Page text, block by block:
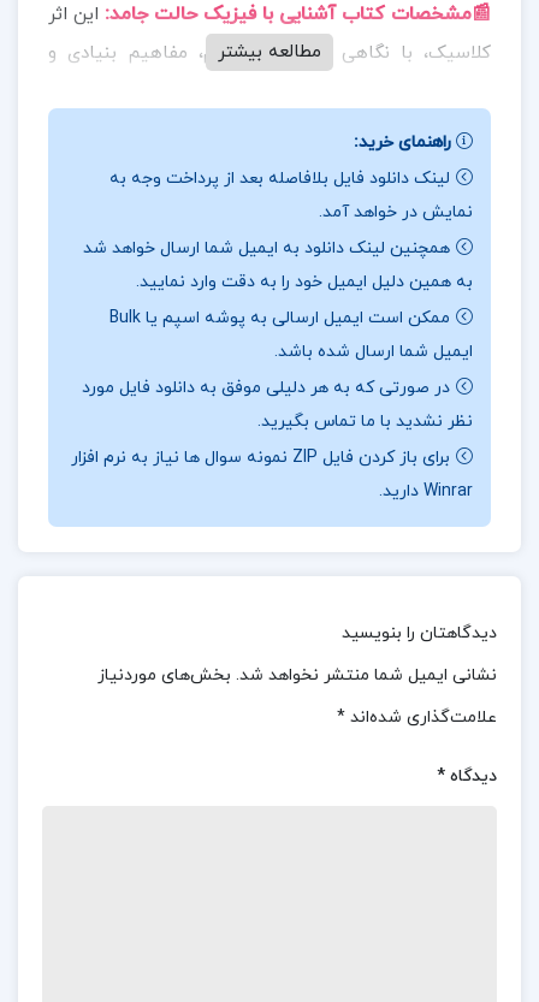
📰مشخصات کتاب آشنایی با فیزیک حالت جامد: این اثر
کلاسیک، با نگاهی دقیق و منسجم، مفاهیم بنیادی و
بلوری مواد گرفته تا خواص الکترونی، حرارتی، مغناطیسی و
نوری آن ها. کیتل با بیانی روشن و علمی، خواننده را با
دنیای پیچیده ی اتم ها، الکترون ها و برهم کنش های آن
ها در مواد جامد آشنا می سازد و پلی میان نظریه های
کوانتومی و رفتارهای تجربی مواد برقرار می کند.
📖بخشی از کتاب آشنایی با فیزیک حالت جامد
کیتل نه تنها به آموزش مفاهیم نظری می پردازد، بلکه با
ارائه ی مثال ها، تمرین ها و نمودارهای دقیق، درک عملی و
تحلیلی خواننده را نیز تقویت می کند. این اثر برای
دانشجویان کارشناسی ارشد و دکتری در رشته های
فیزیک، مهندسی مواد، نانوفناوری و شیمی فیزیک بسیار
مناسب است و مطالعه ی آن، دریچه ای به فهم عمیق
📌 فهرست مطالب کتاب آشنایی با فیزیک حالت جامد
چارلز کیتل:
فصل اول: ساختار بلوری
مطالعه بیشتر
راهنمای خرید:
لینک دانلود فایل بلافاصله بعد از پرداخت وجه به
نمایش در خواهد آمد.
همچنین لینک دانلود به ایمیل شما ارسال خواهد شد
به همین دلیل ایمیل خود را به دقت وارد نمایید.
ممکن است ایمیل ارسالی به پوشه اسپم یا Bulk
ایمیل شما ارسال شده باشد.
در صورتی که به هر دلیلی موفق به دانلود فایل مورد
نظر نشدید با ما تماس بگیرید.
برای باز کردن فایل ZIP نمونه سوال ها نیاز به نرم افزار
Winrar دارید.
دیدگاهتان را بنویسید
نشانی ایمیل شما منتشر نخواهد شد. بخش‌های موردنیاز
علامت‌گذاری شده‌اند *
دیدگاه *